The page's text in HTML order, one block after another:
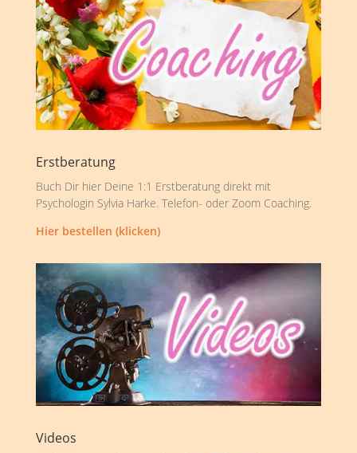
Erstberatung
Buch Dir hier Deine 1:1 Erstberatung direkt mit
Psychologin Sylvia Harke. Telefon- oder Zoom Coaching.
Hier bestellen (klicken)
Videos